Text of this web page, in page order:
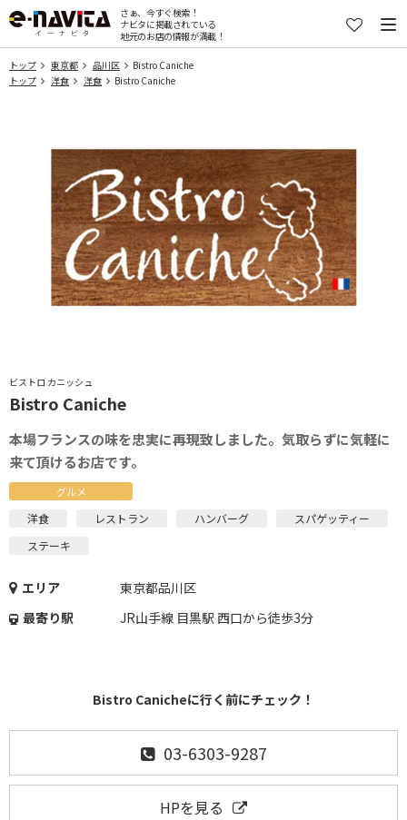
さぁ、今すぐ検索！
ナビタに掲載されている
地元のお店の情報が満載！
トップ 東京都 品川区
Bistro Caniche
トップ
洋食 洋食 Bistro Caniche
ビストロ カニッシュ
Bistro Caniche
本場フランスの味を忠実に再現致しました。気取らずに気軽に
来て頂けるお店です。
グルメ
洋食 レストラン ハンバーグ
スパゲッティー
ステーキ
エリア
東京都品川区
最寄り駅
JR山手線 目黒駅 西口から徒歩3分
Bistro Canicheに行く前にチェック！
03-6303-9287
HPを見る